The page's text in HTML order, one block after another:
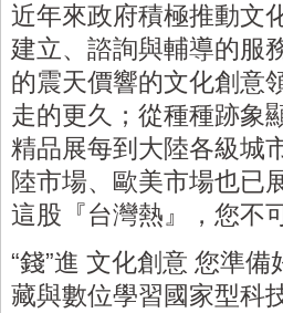
近年來政府積極推動文
建立、諮詢與輔導的服
的震天價響的文化創意
走的更久；從種種跡象
精品展每到大陸各級城
陸市場、歐美市場也已
這股『台灣熱』，您不
“錢”進 文化創意 您準
藏與數位學習國家型科